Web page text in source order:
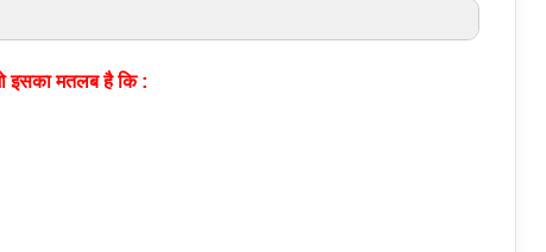
इसका मतलब है कि :